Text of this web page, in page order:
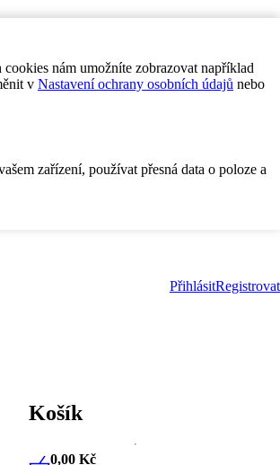
nám umožníte zobrazovat například
v Nastavení ochrany osobních údajů nebo
zařízení, používat přesná data o poloze a
PřihlásitRegistrovat
Košík
0,00 Kč